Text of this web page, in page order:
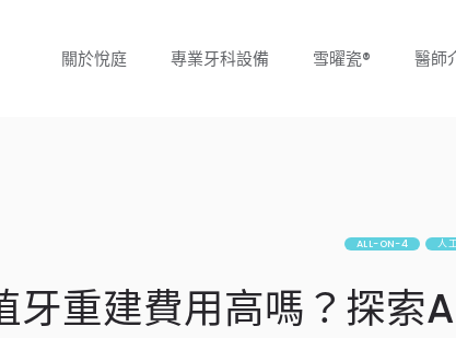
關於悅庭 專業牙科設備 雪曜瓷® 醫師
ALL-ON-4 人
牙重建費用高嗎？探